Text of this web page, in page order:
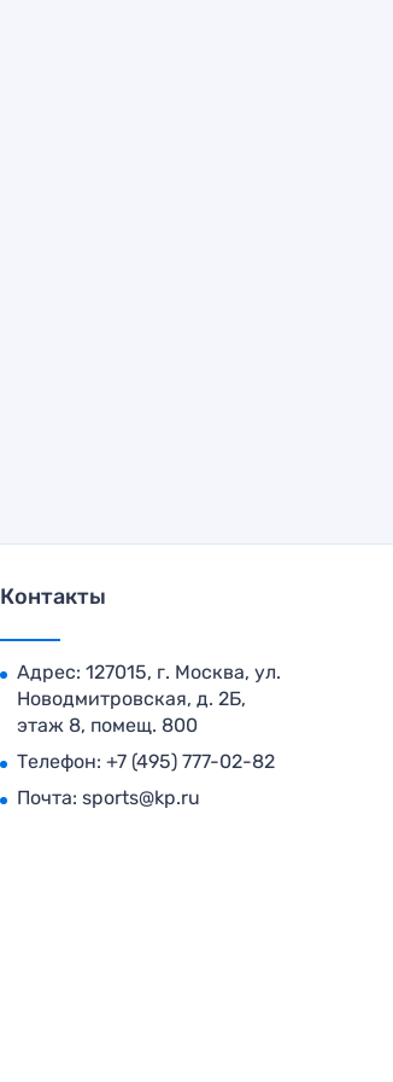
Контакты
Адрес: 127015, г. Москва, ул.
Новодмитровская, д. 2Б,
этаж 8, помещ. 800
Телефон: +7 (495) 777-02-82
Почта: sports@kp.ru